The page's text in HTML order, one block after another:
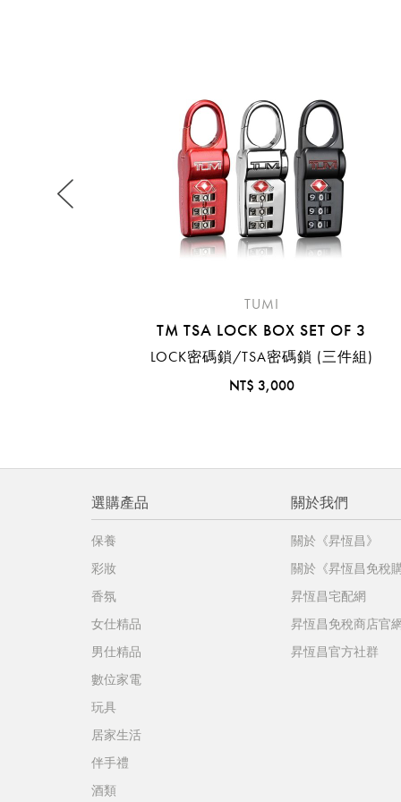
TUMI
TM TSA LOCK BOX SET OF 3
LOCK密碼鎖/TSA密碼鎖 (三件組)
NT$ 3,000
選購產品
保養
彩妝
香氛
女仕精品
男仕精品
數位家電
玩具
居家生活
伴手禮
酒類
關於我們
關於《昇恆昌》
關於《昇恆昌免稅
昇恆昌宅配網
昇恆昌免稅商店官
昇恆昌官方社群